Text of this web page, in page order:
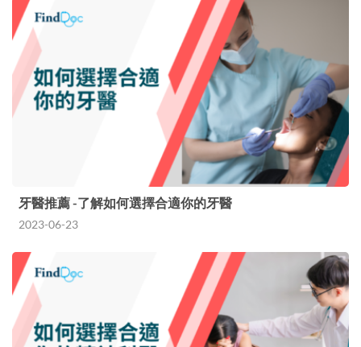
牙醫推薦 -了解如何選擇合適你的牙醫
2023-06-23